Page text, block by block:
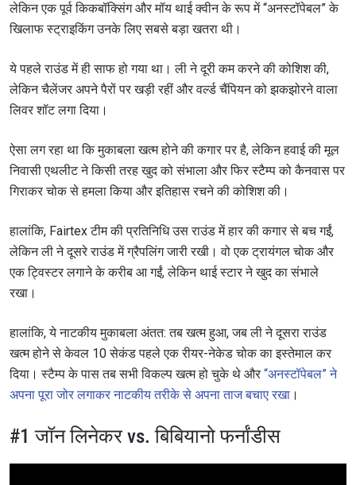
लेकिन एक पूर्व किकबॉक्सिंग और मॉय थाई क्वीन के रूप में “अनस्टॉपेबल” के
खिलाफ स्ट्राइकिंग उनके लिए सबसे बड़ा खतरा थी।
ये पहले राउंड में ही साफ हो गया था। ली ने दूरी कम करने की कोशिश की,
लेकिन चैलेंजर अपने पैरों पर खड़ी रहीं और वर्ल्ड चैंपियन को झकझोरने वाला
लिवर शॉट लगा दिया।
ऐसा लग रहा था कि मुकाबला खत्म होने की कगार पर है, लेकिन हवाई की मूल
निवासी एथलीट ने किसी तरह खुद को संभाला और फिर स्टैम्प को कैनवास पर
गिराकर चोक से हमला किया और इतिहास रचने की कोशिश की।
हालांकि, Fairtex टीम की प्रतिनिधि उस राउंड में हार की कगार से बच गईं,
लेकिन ली ने दूसरे राउंड में ग्रैपलिंग जारी रखी। वो एक ट्रायंगल चोक और
एक ट्विस्टर लगाने के करीब आ गईं, लेकिन थाई स्टार ने खुद का संभाले
रखा।
हालांकि, ये नाटकीय मुकाबला अंतत: तब खत्म हुआ, जब ली ने दूसरा राउंड
खत्म होने से केवल 10 सेकंड पहले एक रीयर-नेकेड चोक का इस्तेमाल कर
दिया। स्टैम्प के पास तब सभी विकल्प खत्म हो चुके थे और “अनस्टॉपेबल” ने
अपना पूरा जोर लगाकर नाटकीय तरीके से अपना ताज बचाए रखा ।
#1 जॉन लिनेकर vs. बिबियानो फर्नांडीस
STAY IN THE KNOW